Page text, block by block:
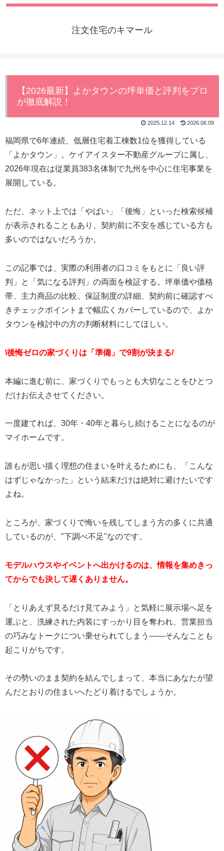
注文住宅のキマール
【2026最新】よかタウンの坪単価と評判をプロ
が徹底解説！
2025.12.14 2026.06.09
福岡県で6年連続、低層住宅着工棟数1位を獲得している
「よかタウン」。ケイアイスター不動産グループに属し、
2026年現在は従業員383名体制で九州を中心に住宅事業を
展開している。
ただ、ネット上では「やばい」「後悔」といった検索候補
が表示されることもあり、契約前に不安を感じている方も
多いのではないだろうか。
この記事では、実際の利用者の口コミをもとに「良い評
判」と「気になる評判」の両面を検証する。坪単価や価格
帯、主力商品の比較、保証制度の詳細、契約前に確認すべ
きチェックポイントまで幅広くカバーしているので、よか
タウンを検討中の方の判断材料にしてほしい。
\後悔ゼロの家づくりは「準備」で9割が決まる/
本編に進む前に、家づくりでもっとも大切なことをひとつ
だけお伝えさせてください。
一度建てれば、30年・40年と暮らし続けることになるのが
マイホームです。
誰もが思い描く理想の住まいを叶えるためにも、「こんな
はずじゃなかった」という結末だけは絶対に避けたいです
よね。
ところが、家づくりで悔いを残してしまう方の多くに共通
しているのが、"下調べ不足"なのです。
モデルハウスやイベントへ出かけるのは、情報を集めきっ
てからでも決して遅くありません。
「とりあえず見るだけ見てみよう」と気軽に展示場へ足を
運ぶと、洗練された内装にすっかり目を奪われ、営業担当
の巧みなトークについ乗せられてしまう——そんなことも
起こりがちです。
その勢いのまま契約を結んでしまって、本当にあなたが望
んだとおりの住まいへたどり着けるでしょうか。